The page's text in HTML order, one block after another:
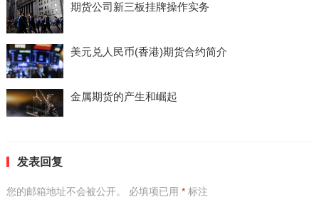
期货公司新三板挂牌操作实务
美元兑人民币(香港)期货合约简介
金属期货的产生和崛起
发表回复
您的邮箱地址不会被公开。 必填项已用 *标注